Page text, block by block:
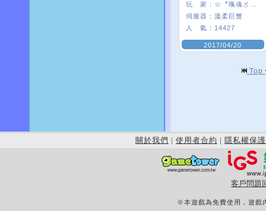
玩 家：
伺服器： 溫柔巨蟹
人 氣： 14427
2017/04/20
Top
關於我們 | 使用者合約 | 隱私權保護
客戶問題
※本遊戲為免費使用，遊戲